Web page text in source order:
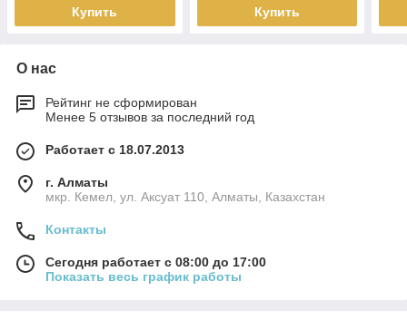
Купить Купить
О нас
Рейтинг не сформирован
Менее 5 отзывов за последний год
Работает с 18.07.2013
г. Алматы
мкр. Кемел, ул. Аксуат 110, Алматы, Казахстан
Контакты
Сегодня работает с 08:00 до 17:00
Показать весь график работы